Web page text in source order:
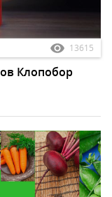
13615
Клопобор